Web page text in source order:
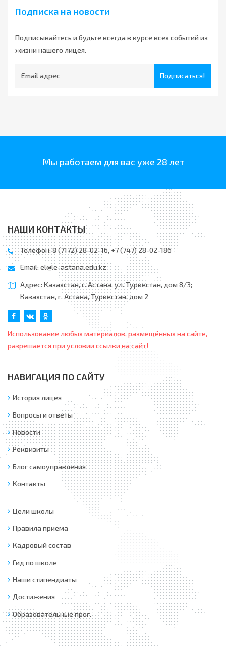
Подписка на новости
Подписывайтесь и будьте всегда в курсе всех событий из
жизни нашего лицея.
Подписаться!
Мы работаем для вас уже 28 лет
НАШИ КОНТАКТЫ
Телефон: 8 (7172) 28-02-16, +7 (747) 28-02-186
Email: el@le-astana.edu.kz
Адрес: Казахстан, г. Астана, ул. Туркестан, дом 8/3;
Казахстан, г. Астана, Туркестан, дом 2
Использование любых материалов, размещённых на сайте,
разрешается при условии ссылки на сайт!
НАВИГАЦИЯ ПО САЙТУ
История лицея
Вопросы и ответы
Новости
Реквизиты
Блог самоуправления
Контакты
Цели школы
Правила приема
Кадровый состав
Гид по школе
Наши стипендиаты
Достижения
Образовательные прог.